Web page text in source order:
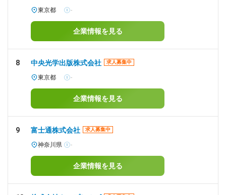
東京都 -
企業情報を見る
8 中央光学出版株式会社 求人募集中
東京都 -
企業情報を見る
9 富士通株式会社 求人募集中
神奈川県 -
企業情報を見る